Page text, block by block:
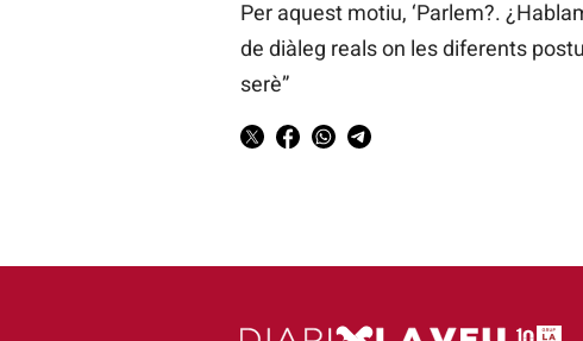
Per aquest motiu, ‘Parlem?.
de diàleg reals on les diferents
serè”